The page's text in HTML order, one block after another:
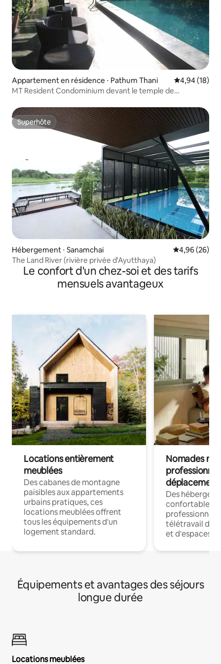
Appartement en résidence ⋅ Pathum Thani Évaluation
4,94 (18)
MT Resident Condominium devant le temple de
Superhôte
Superhôte
Hébergement ⋅ Sanamchai Évaluation
4,96 (26)
The Land River (rivière privée d'Ayutthaya)
Le confort d'un chez-soi et des tarifs
mensuels avantageux
Locations entièrement
meublées
Des cabanes de montagne
paisibles aux appartements
urbains pratiques, ces
locations meublées offrent
tous les équipements d'un
logement standard.
Nomades
déplacement
Des
confortables
professionnels
télétravail
et d'espaces
Équipements et avantages des séjours
longue durée
Locations meublées